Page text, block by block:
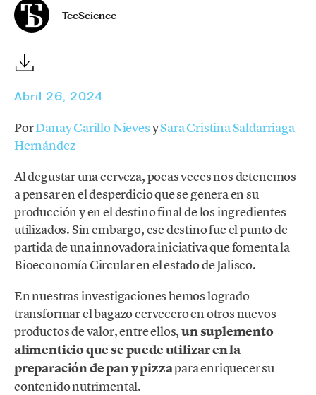
TecScience
Abril 26, 2024
PorDanay Carillo NievesySara Cristina Saldarriaga
Hernández
Al degustar una cerveza, pocas veces nos detenemos
a pensar en el desperdicio que se genera en su
producción y en el destino final de los ingredientes
utilizados. Sin embargo, ese destino fue el punto de
partida de una innovadora iniciativa que fomenta la
Bioeconomía Circular en el estado de Jalisco.
En nuestras investigaciones hemos logrado
transformar el bagazo cervecero en otros nuevos
productos de valor, entre ellos,un suplemento
alimenticio que se puede utilizar en la
preparación de pan y pizzapara enriquecer su
contenido nutrimental.